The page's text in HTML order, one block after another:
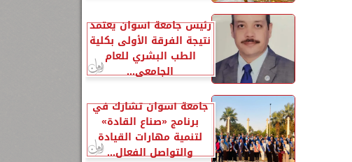
رئيس جامعة أسوان يعتمد
نتيجة الفرقة الأولى بكلية
الطب البشري للعام
الجامعي...
جامعة أسوان تشارك في
برنامج «صناع القادة»
لتنمية مهارات القيادة
والتواصل الفعال...